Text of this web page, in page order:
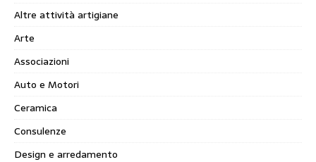
Altre attività artigiane
Arte
Associazioni
Auto e Motori
Ceramica
Consulenze
Design e arredamento